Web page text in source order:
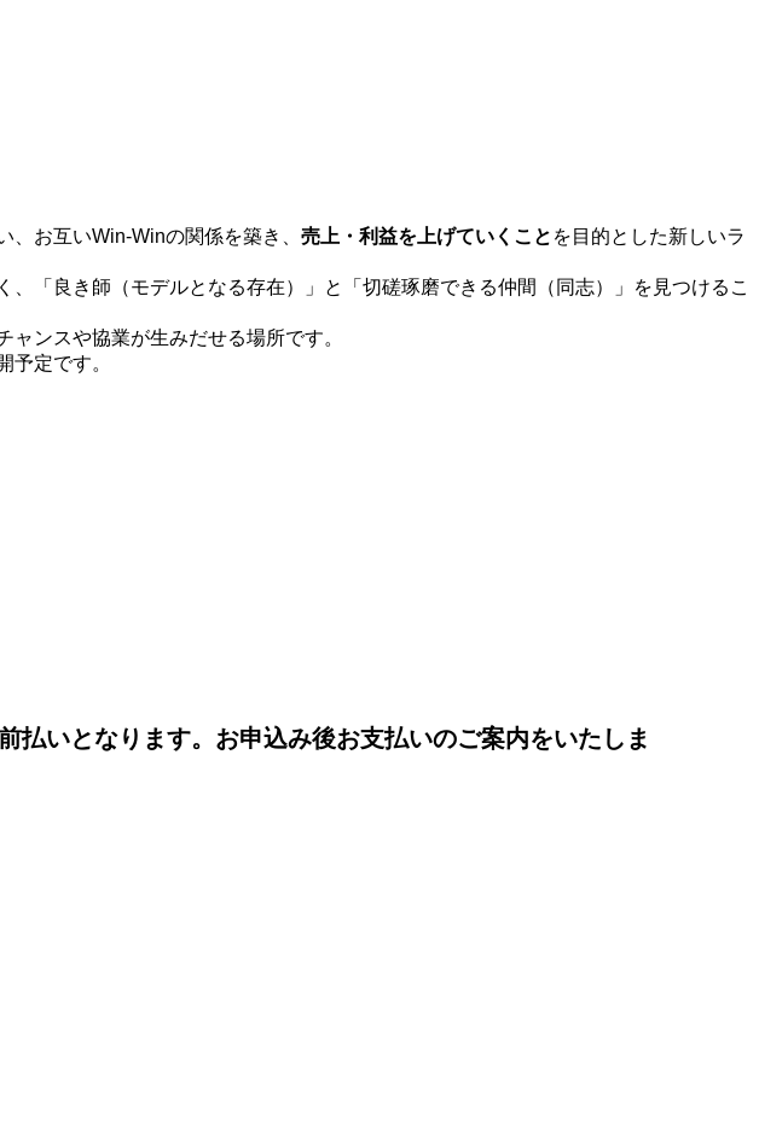
お互いWin-Winの関係を築き、 売上・利益を上げていくこと を目的とした新しいラ
「良き師（モデルとなる存在）」と「切磋琢磨できる仲間（同志）」を見つけるこ
ンスや協業が生みだせる場所です。
予定です。
いとなります。お申込み後お支払いのご案内をいたしま